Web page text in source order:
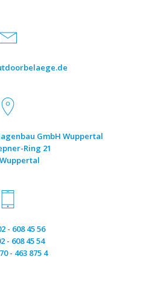
GmbH Wuppertal
Ring 21
- 608 45 56
- 608 45 54
- 463 875 4